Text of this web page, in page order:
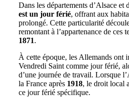
Dans les départements d’Alsace et
est un jour férié, offrant aux
prolongé. Cette particularité
remontant à l’appartenance de ces
1871.
À cette époque, les Allemands ont
Vendredi Saint comme jour férié,
d’une journée de travail. Lorsque
la France après 1918, le droit local
ce jour férié spécifique.